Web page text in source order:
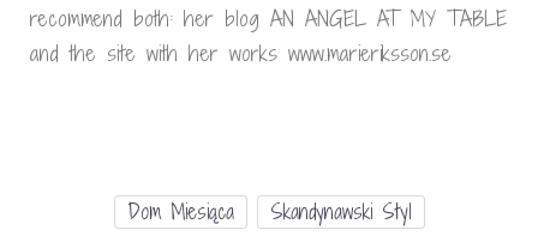
recommend both: her ​​blog AN ANGEL AT MY TABLE
and the site with her works www.marieriksson.se
Dom Miesiąca Skandynawski Styl